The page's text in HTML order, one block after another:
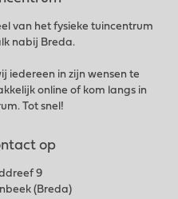
van het fysieke tuincentrum
nabij Breda.
iedereen in zijn wensen te
online of kom langs in
Tot snel!
op
9
(Breda)